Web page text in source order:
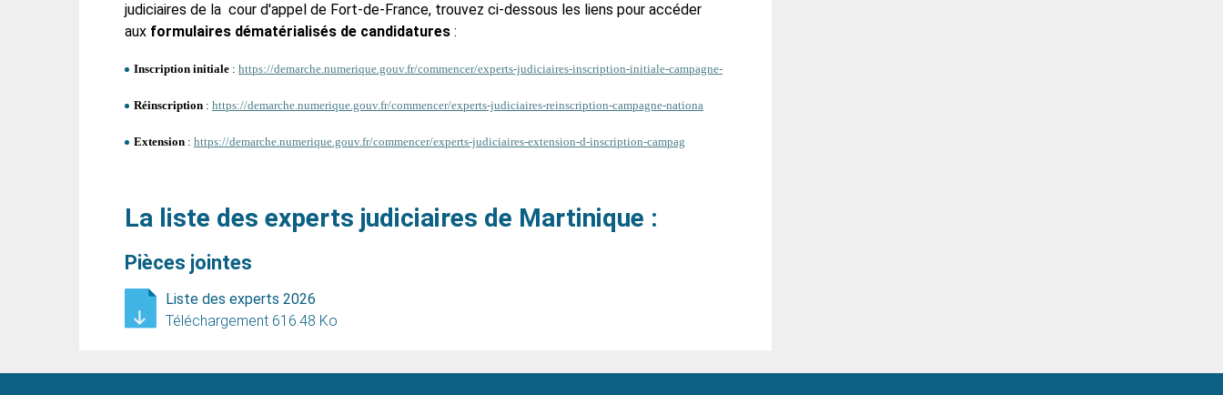
judiciaires de la cour d'appel de Fort-de-France, trouvez ci-dessous les liens pour accéder
aux formulaires dématérialisés de candidatures :
Inscription initiale : https://demarche.numerique.gouv.fr/commencer/experts-judiciaires-inscription-initiale-campagne-
Réinscription : https://demarche.numerique.gouv.fr/commencer/experts-judiciaires-reinscription-campagne-nationa
Extension : https://demarche.numerique.gouv.fr/commencer/experts-judiciaires-extension-d-inscription-campag
La liste des experts judiciaires de Martinique :
Pièces jointes
Liste des experts 2026
Téléchargement 616.48 Ko